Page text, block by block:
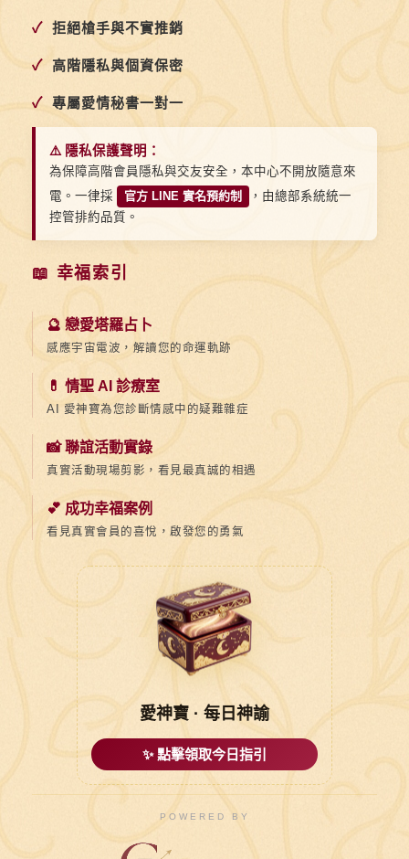
✓ 拒絕槍手與不實推銷
✓ 高階隱私與個資保密
✓ 專屬愛情秘書一對一
⚠️ 隱私保護聲明：
為保障高階會員隱私與交友安全，本中心不開放隨意來
電。一律採
官方 LINE 實名預約制
，由總部系統統一
控管排約品質。
📖 幸福索引
🔮 戀愛塔羅占卜
感應宇宙電波，解讀您的命運軌跡
💊 情聖 AI 診療室
AI 愛神寶為您診斷情感中的疑難雜症
📸 聯誼活動實錄
真實活動現場剪影，看見最真誠的相遇
💕 成功幸福案例
看見真實會員的喜悅，啟發您的勇氣
愛神寶 · 每日神諭
✨ 點擊領取今日指引
POWERED BY